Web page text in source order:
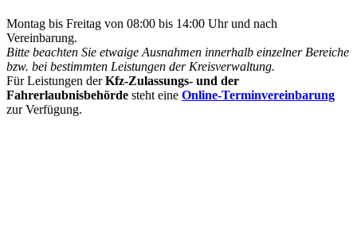
Montag bis Freitag von 08:00 bis 14:00 Uhr und nach
Vereinbarung.
Bitte beachten Sie etwaige Ausnahmen innerhalb einzelner Bereiche
bzw. bei bestimmten Leistungen der Kreisverwaltung.
Für Leistungen derKfz-Zulassungs- und der
Fahrerlaubnisbehörde steht eine Online-Terminvereinbarung
zur Verfügung.